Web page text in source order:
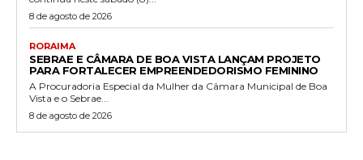
8 de agosto de 2026
RORAIMA
SEBRAE E CÂMARA DE BOA VISTA LANÇAM PROJETO
PARA FORTALECER EMPREENDEDORISMO FEMININO
A Procuradoria Especial da Mulher da Câmara Municipal de Boa
Vista e o Sebrae...
8 de agosto de 2026